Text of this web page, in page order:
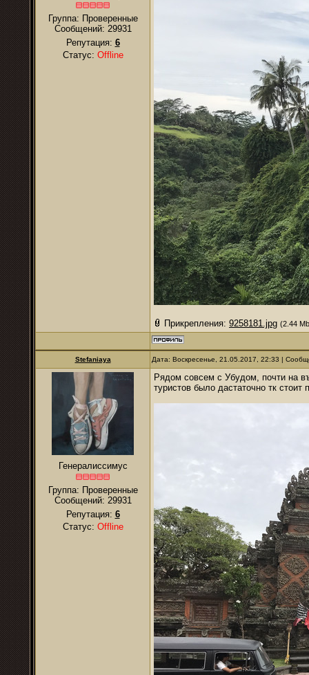
Группа: Проверенные
Сообщений: 29931
Репутация: 6
Статус: Offline
Прикрепления: 9258181.jpg (2.44
Stefaniaya Дата: Воскресенье, 21.05.2017, 22:33 |
Генералиссимус
Группа: Проверенные
Сообщений: 29931
Репутация: 6
Статус: Offline
Рядом совсем с Убудом, почти на
туристов было дастаточно тк